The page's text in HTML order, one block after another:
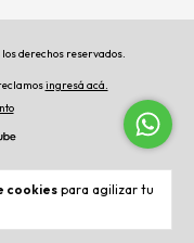
cookiespara agilizar tu
derechos reservados.
ingresá acá.